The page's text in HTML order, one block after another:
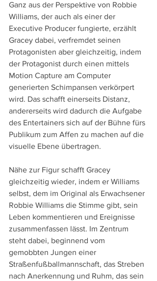
Ganz aus der Perspektive von Robbie
Williams, der auch als einer der
Executive Producer fungierte, erzählt
Gracey dabei, verfremdet seinen
Protagonisten aber gleichzeitig, indem
der Protagonist durch einen mittels
Motion Capture am Computer
generierten Schimpansen verkörpert
wird. Das schafft einerseits Distanz,
andererseits wird dadurch die Aufgabe
des Entertainers sich auf der Bühne fürs
Publikum zum Affen zu machen auf die
visuelle Ebene übertragen.
Nähe zur Figur schafft Gracey
gleichzeitig wieder, indem er Williams
selbst, dem im Original als Erwachsener
Robbie Williams die Stimme gibt, sein
Leben kommentieren und Ereignisse
zusammenfassen lässt. Im Zentrum
steht dabei, beginnend vom
gemobbten Jungen einer
Straßenfußballmannschaft, das Streben
nach Anerkennung und Ruhm, das sein